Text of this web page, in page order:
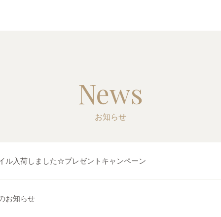
News
お知らせ
ル入荷しました☆プレゼントキャンペーン
お知らせ